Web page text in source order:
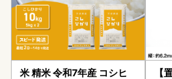
米 精米 令和7年産 コシヒ
【